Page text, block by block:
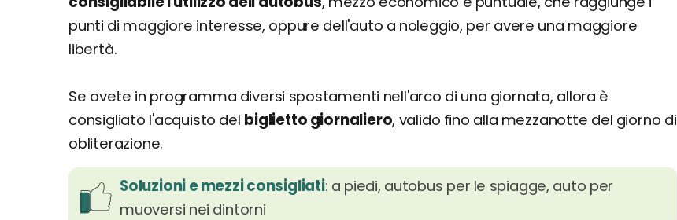
punti di maggiore interesse, oppure dell'auto a noleggio, per avere una maggiore
libertà.
Se avete in programma diversi spostamenti nell'arco di una giornata, allora è
consigliato l'acquisto del biglietto giornaliero, valido fino alla mezzanotte del giorno di
obliterazione.
Soluzioni e mezzi consigliati: a piedi, autobus per le spiagge, auto per
muoversi nei dintorni